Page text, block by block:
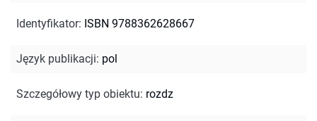
Identyfikator: ISBN 9788362628667
Język publikacji: pol
Szczegółowy typ obiektu: rozdz